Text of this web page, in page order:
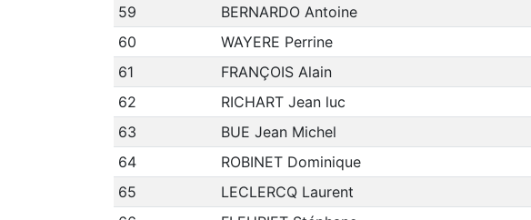
59
BERNARDO Antoine
60
WAYERE Perrine
61
FRANÇOIS Alain
62
RICHART Jean luc
63
BUE Jean Michel
64
ROBINET Dominique
65
LECLERCQ Laurent